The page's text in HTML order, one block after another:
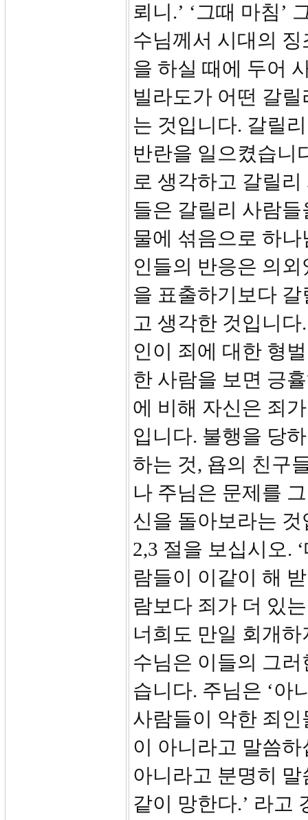
뢰니.’ ‘그때 마침’
수님께서 시대의
을 하실 때에 두어
빌라도가 어떤 갈
는 것입니다. 갈릴
반란을 일으켰습니
로 생각하고 갈릴
들은 갈릴리 사람
물에 섞음으로 하
인들의 반응은 의
을 표출하기보다
고 생각한 것입니
인이 죄에 대한 형
한 사람을 보면 긍
에 비해 자신은 죄
입니다. 불행을 당
하는 것, 욥의 친구
나 주님은 문제를
신을 돌아보라는 것
2,3 절을 보십시오.
람들이 이같이 해
람보다 죄가 더 있
너희도 만일 회개
수님은 이들의 그
습니다. 주님은 ‘아
사람들이 악한 죄
이 아니라고 말씀
아니라고 분명히
같이 망한다.’ 라고